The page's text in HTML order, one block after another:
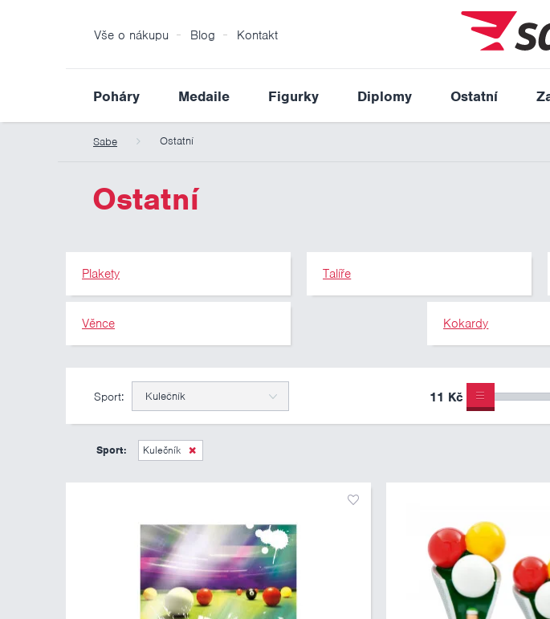
Vše o nákupu Blog Kontakt
Poháry Medaile Figurky Diplomy Ostatní
Sabe Ostatní
Ostatní
Plakety Talíře
Věnce Kokardy
Sport: Kulečník 11 Kč
Sport: Kulečník